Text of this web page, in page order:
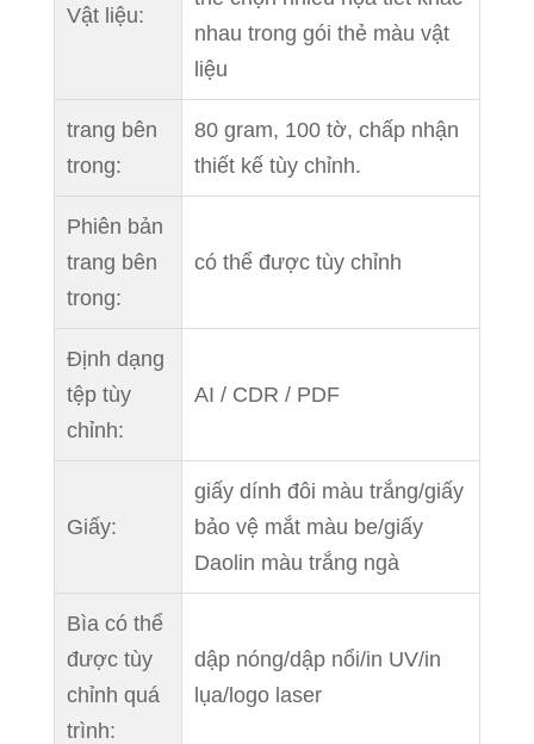
Vật liệu:
nhau trong gói thẻ màu vật
liệu
trang bên
trong:
80 gram, 100 tờ, chấp nhận
thiết kế tùy chỉnh.
Phiên bản
trang bên
trong:
có thể được tùy chỉnh
Định dạng
tệp tùy
chỉnh:
AI / CDR / PDF
Giấy:
giấy dính đôi màu trắng/giấy
bảo vệ mắt màu be/giấy
Daolin màu trắng ngà
Bìa có thể
được tùy
chỉnh quá
trình:
dập nóng/dập nổi/in UV/in
lụa/logo laser